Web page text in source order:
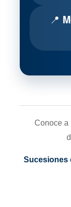
📍
Conoce a
Sucesiones